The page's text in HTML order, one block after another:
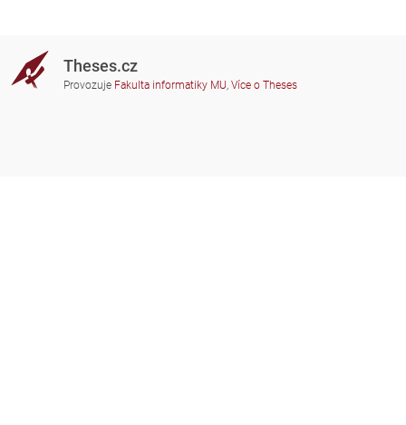
Theses.cz
Provozuje Fakulta informatiky MU, Více o Theses